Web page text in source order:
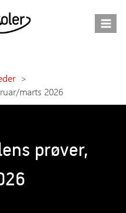
marts 2026
prøver,